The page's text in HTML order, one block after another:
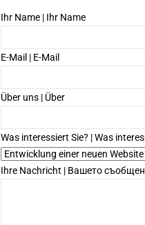
Ihr Name | Ihr Name
E-Mail | E-Mail
Über uns | Über
Was interessiert Sie? | Was
Ihre Nachricht | Вашето